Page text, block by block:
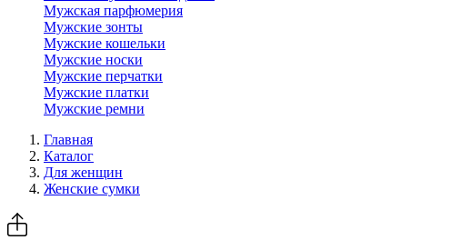
Мужская парфюмерия
Мужские зонты
Мужские кошельки
Мужские носки
Мужские перчатки
Мужские платки
Мужские ремни
Главная
Каталог
Для женщин
Женские сумки